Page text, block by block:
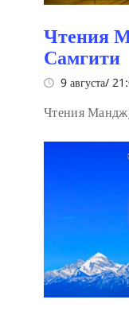
Чтения
Самгити
9 августа/
Чтения